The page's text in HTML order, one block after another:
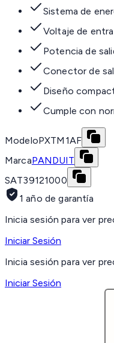
Sistema de
Voltaje de
Potencia de
Conector de
Diseño
Cumple con
ModeloPXTM1AF
MarcaPANDUIT
SAT39121000
1 año de garantía
Inicia sesión para ver
Iniciar Sesión
Inicia sesión para ver
Iniciar Sesión